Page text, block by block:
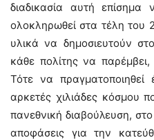
διαδικασία αυτή
ολοκληρωθεί στα τέλη του
υλικά να δημοσιευτούν
κάθε πολίτης να
Τότε να πραγματοποιηθεί
αρκετές χιλιάδες κόσμου
πανεθνική διαβούλευση,
αποφάσεις για την